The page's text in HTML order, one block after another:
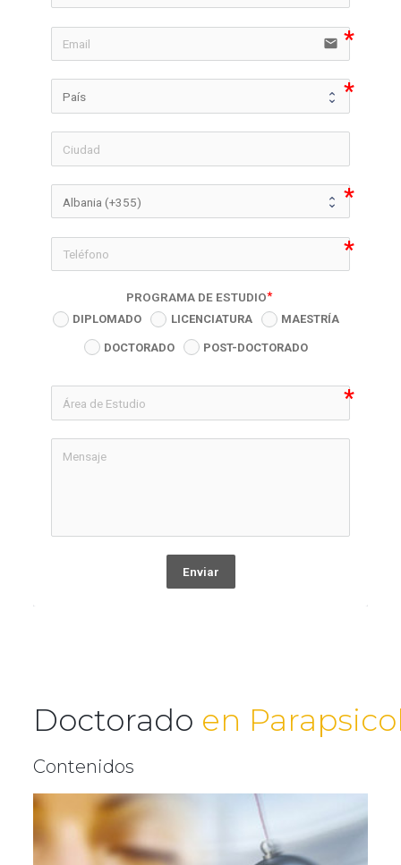
email
icon-
PROGRAMA DE ESTUDIO
DIPLOMADO LICENCIATURA MAESTRÍA
DOCTORADO POST-DOCTORADO
Enviar
Doctorado en
Contenidos